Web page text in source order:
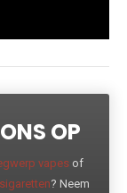
OP
vapes of
? Neem